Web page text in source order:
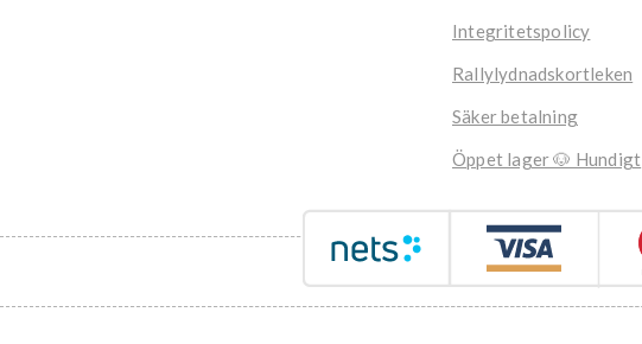
Integritetspolicy
Rallylydnadskortleken
Säker betalning
Öppet lager 🐶 Hundigt